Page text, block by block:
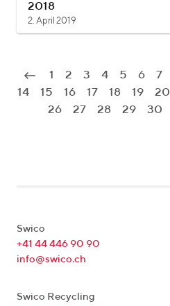
2. April 2019
2018
1 2 3 4 5 6 7
14
15 16 17 18 19 20
26
27 28 29 30
Swico
+41 44 446 90 90
info@swico.ch
Swico Recycling